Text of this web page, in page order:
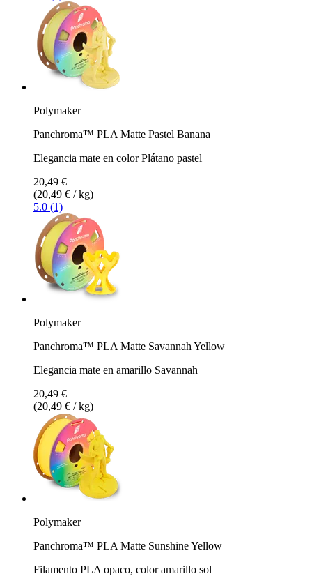
Polymaker
Panchroma™ PLA Matte Pastel Banana
Elegancia mate en color Plátano pastel
20,49 €
(20,49 € / kg)
5.0 (1)
Polymaker
Panchroma™ PLA Matte Savannah Yellow
Elegancia mate en amarillo Savannah
20,49 €
(20,49 € / kg)
Polymaker
Panchroma™ PLA Matte Sunshine Yellow
Filamento PLA opaco, color amarillo sol